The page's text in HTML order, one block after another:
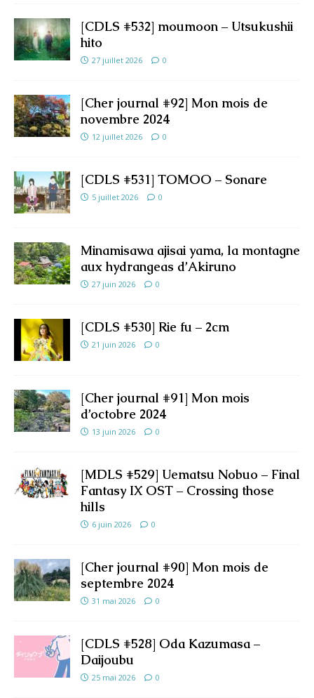
[CDLS #532] moumoon – Utsukushii
hito
27 juillet 2026 0
[Cher journal #92] Mon mois de
novembre 2024
12 juillet 2026 0
[CDLS #531] TOMOO – Sonare
5 juillet 2026 0
Minamisawa ajisai yama, la montagne
aux hydrangeas d’Akiruno
27 juin 2026 0
[CDLS #530] Rie fu – 2cm
21 juin 2026 0
[Cher journal #91] Mon mois
d’octobre 2024
13 juin 2026 0
[MDLS #529] Uematsu Nobuo – Final
Fantasy IX OST – Crossing those
hills
6 juin 2026 0
[Cher journal #90] Mon mois de
septembre 2024
31 mai 2026 0
[CDLS #528] Oda Kazumasa –
Daijoubu
25 mai 2026 0